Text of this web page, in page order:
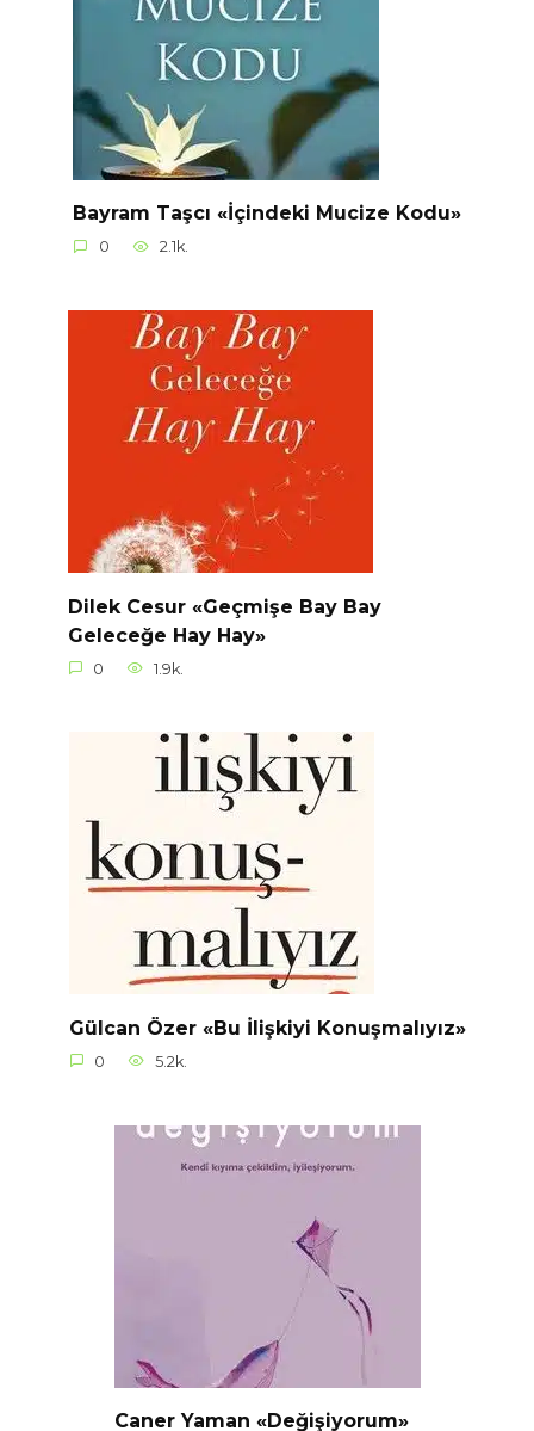
Bayram Taşcı «İçindeki Mucize Kodu»
0 2.1k.
Dilek Cesur «Geçmişe Bay Bay
Geleceğe Hay Hay»
0 1.9k.
Gülcan Özer «Bu İlişkiyi Konuşmalıyız»
0 5.2k.
Caner Yaman «Değişiyorum»